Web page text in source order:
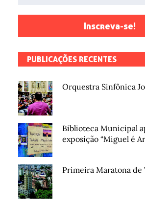
Inscreva-se!
PUBLICAÇÕES RECENTES
Orquestra Sinfônica
Biblioteca Municipal
exposição “Miguel é
Primeira Maratona de